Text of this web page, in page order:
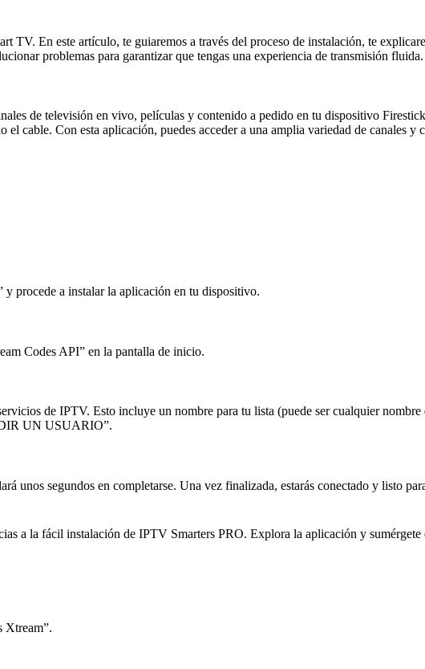
TV. En este artículo, te guiaremos a través del proceso de instalación, te
problemas para garantizar que tengas una experiencia de transmisión fluida.
de televisión en vivo, películas y contenido a pedido en tu dispositivo
cable. Con esta aplicación, puedes acceder a una amplia variedad de canales y
procede a instalar la aplicación en tu dispositivo.
Codes API” en la pantalla de inicio.
de IPTV. Esto incluye un nombre para tu lista (puede ser cualquier nombre
UN USUARIO”.
unos segundos en completarse. Una vez finalizada, estarás conectado y listo
a la fácil instalación de IPTV Smarters PRO. Explora la aplicación y
Xtream”.